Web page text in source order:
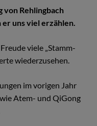
von Rehlingbach
uns viel erzählen.
viele „Stamm-
wiederzusehen.
im vorigen Jahr
Atem- und QiGong